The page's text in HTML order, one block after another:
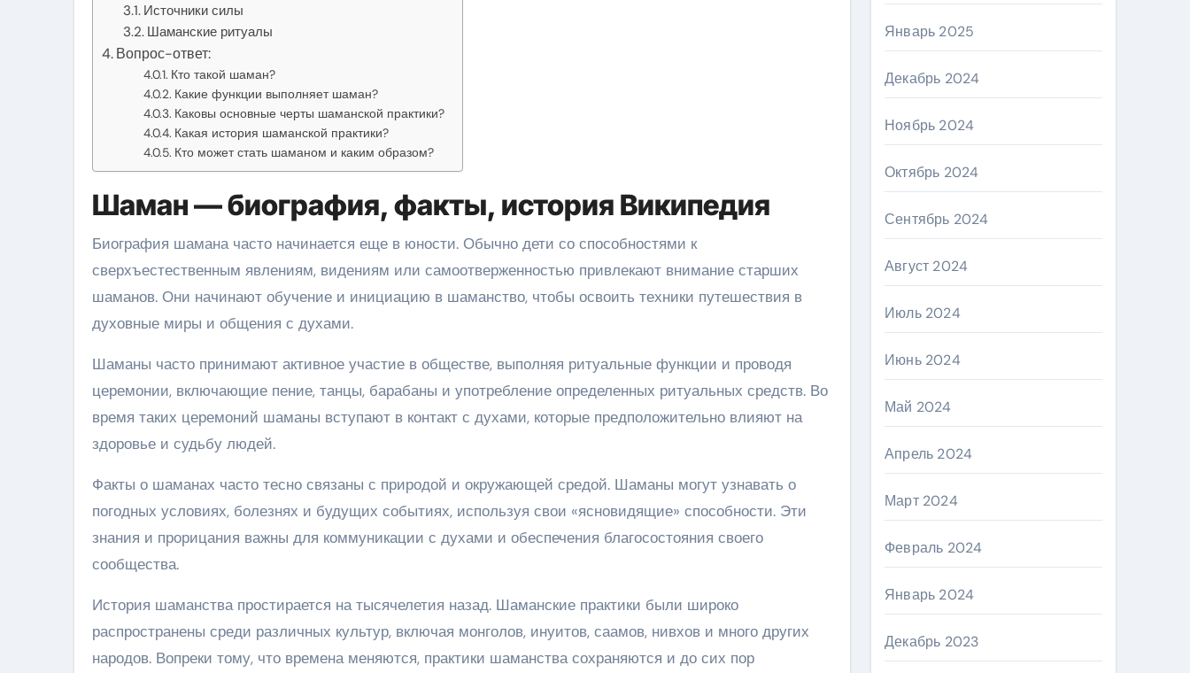
Источники силы
Шаманские ритуалы
Вопрос-ответ:
Кто такой шаман?
Какие функции выполняет шаман?
Каковы основные черты шаманской практики?
Какая история шаманской практики?
Кто может стать шаманом и каким образом?
Шаман — биография, факты, история Википедия
Биография шамана часто начинается еще в юности. Обычно дети со способностями к
сверхъестественным явлениям, видениям или самоотверженностью привлекают внимание старших
шаманов. Они начинают обучение и инициацию в шаманство, чтобы освоить техники путешествия в
духовные миры и общения с духами.
Шаманы часто принимают активное участие в обществе, выполняя ритуальные функции и проводя
церемонии, включающие пение, танцы, барабаны и употребление определенных ритуальных средств. Во
время таких церемоний шаманы вступают в контакт с духами, которые предположительно влияют на
здоровье и судьбу людей.
Факты о шаманах часто тесно связаны с природой и окружающей средой. Шаманы могут узнавать о
погодных условиях, болезнях и будущих событиях, используя свои «ясновидящие» способности. Эти
знания и прорицания важны для коммуникации с духами и обеспечения благосостояния своего
сообщества.
История шаманства простирается на тысячелетия назад. Шаманские практики были широко
распространены среди различных культур, включая монголов, инуитов, саамов, нивхов и много других
народов. Вопреки тому, что времена меняются, практики шаманства сохраняются и до сих пор
Январь 2025
Декабрь 2024
Ноябрь 2024
Октябрь 2024
Сентябрь 2024
Август 2024
Июль 2024
Июнь 2024
Май 2024
Апрель 2024
Март 2024
Февраль 2024
Январь 2024
Декабрь 2023